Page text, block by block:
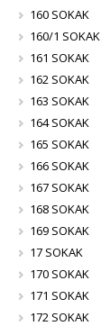
160 SOKAK
160/1 SOKAK
161 SOKAK
162 SOKAK
163 SOKAK
164 SOKAK
165 SOKAK
166 SOKAK
167 SOKAK
168 SOKAK
169 SOKAK
17 SOKAK
170 SOKAK
171 SOKAK
172 SOKAK